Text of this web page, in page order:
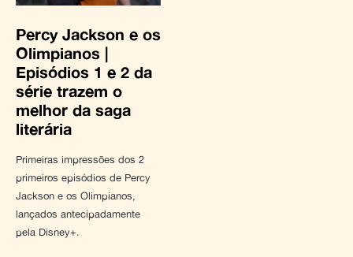
Percy Jackson e os
Olimpianos |
Episódios 1 e 2 da
série trazem o
melhor da saga
literária
Primeiras impressões dos 2
primeiros episódios de Percy
Jackson e os Olimpianos,
lançados antecipadamente
pela Disney+.